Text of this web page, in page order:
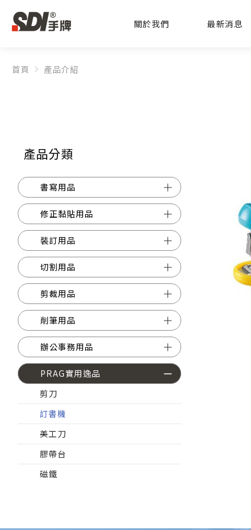
關於我們 最新消息
首頁 產品介紹
產品分類
書寫用品
修正黏貼用品
裝訂用品
切割用品
剪裁用品
削筆用品
辦公事務用品
PRAG實用逸品
剪刀
訂書機
美工刀
膠帶台
磁鐵